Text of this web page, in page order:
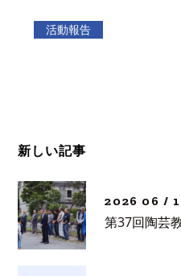
活動報告
新しい記事
2026 06 /
第37回陶芸